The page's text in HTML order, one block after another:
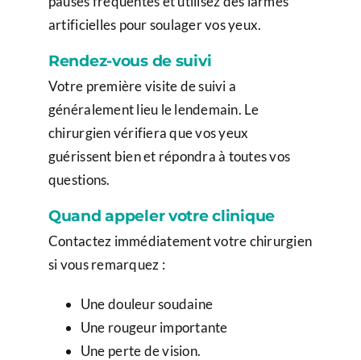
artificielles pour soulager vos yeux.
Rendez-vous de suivi
Votre première visite de suivi a
généralement lieu le lendemain. Le
chirurgien vérifiera que vos yeux
guérissent bien et répondra à toutes vos
questions.
Quand appeler votre clinique
Contactez immédiatement votre chirurgien
si vous remarquez :
Une douleur soudaine
Une rougeur importante
Une perte de vision.